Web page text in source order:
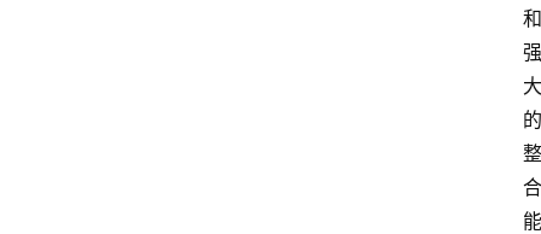
和
强
大
的
整
合
能